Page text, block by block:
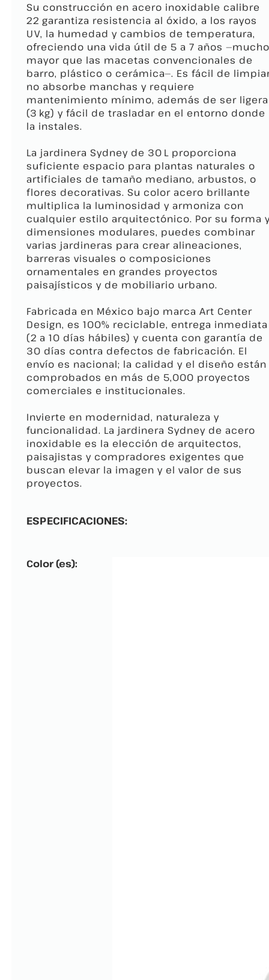
Su construcción en acero inoxidable calibre
22 garantiza resistencia al óxido, a los rayos
UV, la humedad y cambios de temperatura,
ofreciendo una vida útil de 5 a 7 años —mucho
mayor que las macetas convencionales de
barro, plástico o cerámica—. Es fácil de
no absorbe manchas y requiere
mantenimiento mínimo, además de ser ligera
(3 kg) y fácil de trasladar en el entorno donde
la instales.
La jardinera Sydney de 30 L proporciona
suficiente espacio para plantas naturales o
artificiales de tamaño mediano, arbustos, o
flores decorativas. Su color acero brillante
multiplica la luminosidad y armoniza con
cualquier estilo arquitectónico. Por su forma
dimensiones modulares, puedes combinar
varias jardineras para crear alineaciones,
barreras visuales o composiciones
ornamentales en grandes proyectos
paisajísticos y de mobiliario urbano.
Fabricada en México bajo marca Art Center
Design, es 100% reciclable, entrega inmediata
(2 a 10 días hábiles) y cuenta con garantía de
30 días contra defectos de fabricación. El
envío es nacional; la calidad y el diseño están
comprobados en más de 5,000 proyectos
comerciales e institucionales.
Invierte en modernidad, naturaleza y
funcionalidad. La jardinera Sydney de acero
inoxidable es la elección de arquitectos,
paisajistas y compradores exigentes que
buscan elevar la imagen y el valor de sus
proyectos.
ESPECIFICACIONES:
Color (es):